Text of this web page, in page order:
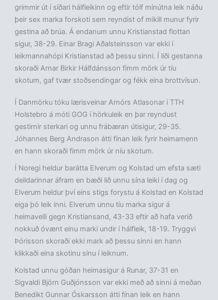
grimmir út í síðari hálfleikinn og eftir tólf mínútna leik náðu
þeir sex marka forskoti sem reyndist of mikill munur fyrir
gestina að brúa. Á endanum unnu Kristianstad flottan
sigur, 38-29. Einar Bragi Aðalsteinsson var ekki í
leikmannahópi Kristianstad að þessu sinni. Í liði gestanna
skoraði Arnar Birkir Hálfdánsson fimm mörk úr tíu
skotum, gaf tvær stoðsendingar og fékk eina brottvísun.
Í Danmörku tóku lærisveinar Arnórs Atlasonar í TTH
Holstebro á móti GOG í hörkuleik en þar reyndust
gestirnir sterkari og unnu frábæran útisigur, 29-35.
Jóhannes Berg Andrason átti fínan leik fyrir heimamenn
en hann skoraði fimm mörk úr níu skotum.
Í Noregi heldur barátta Elverum og Kolstad um efsta sæti
deildarinnar áfram en bæði lið unnu sína leiki í dag og
Elverum heldur því eins stigs forystu á Kolstad en Kolstad
eiga þó leik inni. Elverum unnu tíu marka sigur á
heimavelli gegn Kristiansand, 43-33 eftir að hafa verið
nokkuð óvænt einu marki undir í hálfleik, 18-19. Tryggvi
Þórisson skoraði ekki mark að þessu sinni en hann
klikkaði eina skotinu sínu í leiknum.
Kolstad unnu góðan heimasigur á Runar, 37-31 en
Sigvaldi Björn Guðjónsson var ekki með að sinni á meðan
Benedikt Gunnar Óskarsson átti fínan leik en hann